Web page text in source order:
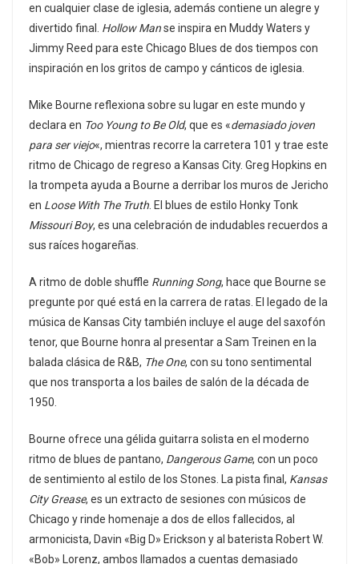
en cualquier clase de iglesia, además contiene un alegre y
divertido final. Hollow Manse inspira en Muddy Waters y
Jimmy Reed para este Chicago Blues de dos tiempos con
inspiración en los gritos de campo y cánticos de iglesia.
Mike Bourne reflexiona sobre su lugar en este mundo y
declara en Too Young to Be Old, que es «demasiado joven
para ser viejo«, mientras recorre la carretera 101 y trae este
ritmo de Chicago de regreso a Kansas City. Greg Hopkins en
la trompeta ayuda a Bourne a derribar los muros de Jericho
en Loose With The Truth . El blues de estilo Honky Tonk
Missouri Boy, es una celebración de indudables recuerdos a
sus raíces hogareñas.
A ritmo de doble shuffle Running Song, hace que Bourne se
pregunte por qué está en la carrera de ratas. El legado de la
música de Kansas City también incluye el auge del saxofón
tenor, que Bourne honra al presentar a Sam Treinen en la
balada clásica de R&B, The One, con su tono sentimental
que nos transporta a los bailes de salón de la década de
1950.
Bourne ofrece una gélida guitarra solista en el moderno
ritmo de blues de pantano, Dangerous Game, con un poco
de sentimiento al estilo de los Stones. La pista final, Kansas
City Grease, es un extracto de sesiones con músicos de
Chicago y rinde homenaje a dos de ellos fallecidos, al
armonicista, Davin «Big D» Erickson y al baterista Robert W.
«Bob» Lorenz, ambos llamados a cuentas demasiado